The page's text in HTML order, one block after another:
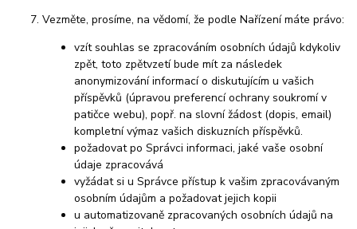
Vezměte, prosíme, na vědomí, že podle Nařízení máte právo:
vzít souhlas se zpracováním osobních údajů kdykoliv
zpět, toto zpětvzetí bude mít za následek
anonymizování informací o diskutujícím u vašich
příspěvků (úpravou preferencí ochrany soukromí v
patičce webu), popř. na slovní žádost (dopis, email)
kompletní výmaz vašich diskuzních příspěvků.
požadovat po Správci informaci, jaké vaše osobní
údaje zpracovává
vyžádat si u Správce přístup k vašim zpracovávaným
osobním údajům a požadovat jejich kopii
u automatizovaně zpracovaných osobních údajů na